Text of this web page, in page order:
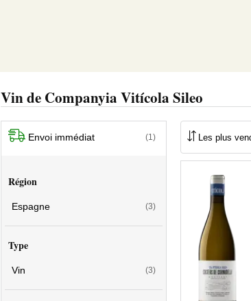
Vin de Companyia Vitícola Sileo
Envoi immédiat (1)
Région
Espagne (3)
Type
Vin (3)